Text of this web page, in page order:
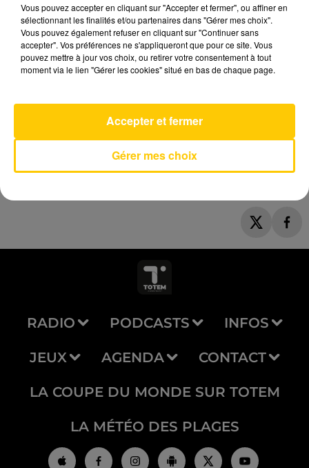
MYLES SMITH
RADIO PODCASTS INFOS
JEUX AGENDA CONTACT
LA COUPE DU MONDE SUR TOTEM
LA MÉTÉO DES PLAGES
Vous pouvez accepter en cliquant sur "Accepter et fermer", ou affiner en
sélectionnant les finalités et/ou partenaires dans "Gérer mes choix".
Vous pouvez également refuser en cliquant sur "Continuer sans
accepter". Vos préférences ne s'appliqueront que pour ce site. Vous
pouvez mettre à jour vos choix, ou retirer votre consentement à tout
moment via le lien "Gérer les cookies" situé en bas de chaque page.
Gérer mes choix
Accepter et fermer